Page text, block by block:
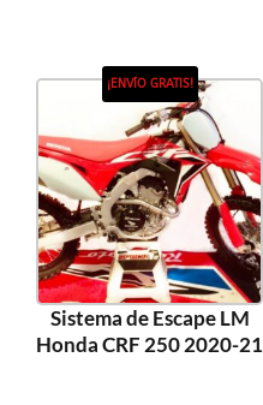
¡ENVÍO GRATIS!
Sistema de Escape LM
Honda CRF 250 2020-21